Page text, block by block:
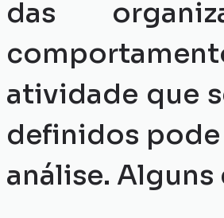
das
atividade que
definidos
análise.